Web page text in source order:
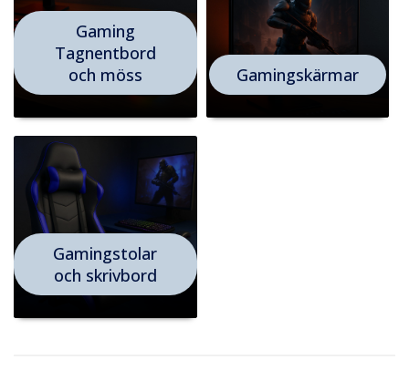
Gaming
Tagnentbord
och möss
Gamingskärmar
Gamingstolar
och skrivbord